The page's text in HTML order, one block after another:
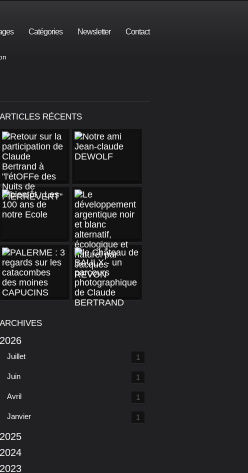
Catégories Newsletter Contact
ARTICLES RÉCENTS
ARCHIVES
2026
Juillet 1
Juin 1
Avril 1
Janvier 1
2025
2024
2023